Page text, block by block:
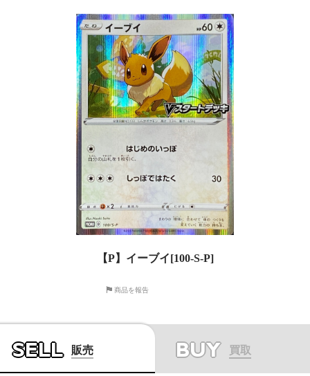
【P】イーブイ[100-S-P]
商品を報告
SELL 販売 BUY 買取